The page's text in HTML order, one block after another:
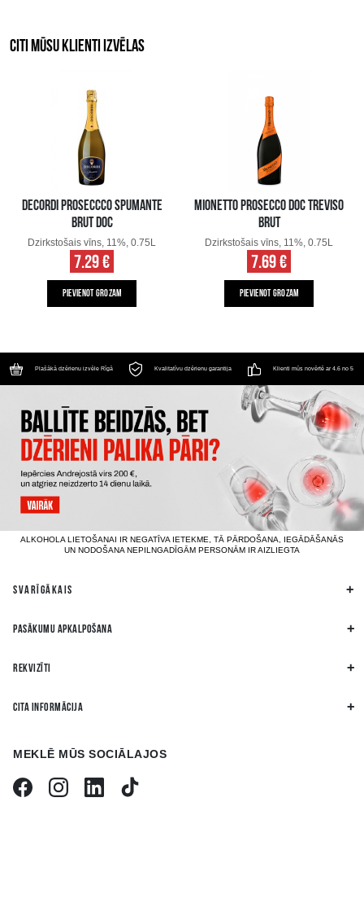
CITI MŪSU KLIENTI IZVĒLAS
DECORDI PROSECCCO SPUMANTE
BRUT DOC
Dzirkstošais vīns, 11%, 0.75L
7.29 €
PIEVIENOT GROZAM
MIONETTO PROSECCO DOC TREVISO
BRUT
Dzirkstošais vīns, 11%, 0.75L
7.69 €
PIEVIENOT GROZAM
Plašākā dzērienu izvēle Rīgā Kvalitatīvu dzērienu garantija Klienti mūs novērtē ar 4.6 no 5
ALKOHOLA LIETOŠANAI IR NEGATĪVA IETEKME, TĀ PĀRDOŠANA, IEGĀDĀŠANĀS
UN NODOŠANA NEPILNGADĪGĀM PERSONĀM IR AIZLIEGTA
SVARĪGĀKAIS
PASĀKUMU APKALPOŠANA
REKVIZĪTI
CITA INFORMĀCIJA
MEKLĒ MŪS SOCIĀLAJOS